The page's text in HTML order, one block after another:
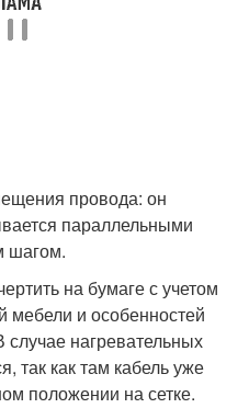
провода: он
параллельными
шагом.
на бумаге с учетом
мебели и особенностей
нагревательных
так как там кабель уже
положении на сетке.